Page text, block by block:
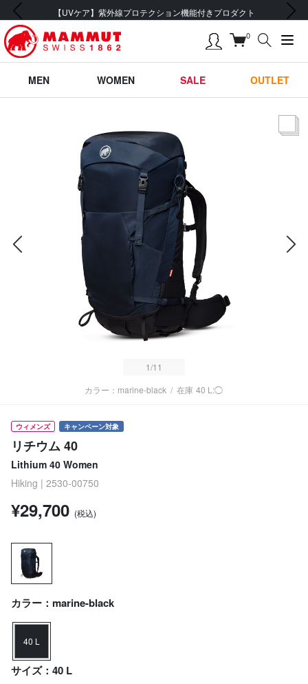
【UVケア】紫外線プロテクション機能付きプロダクト
前の画像 次の画像
0
MEN WOMEN SALE OUTLET
1/11
カラー：marine-black / 在庫 40 L:◯
ウィメンズ キャンペーン対象
リチウム 40
Lithium 40 Women
Hiking | 2530-00750
¥29,700 (税込)
カラー：marine-black
40 L
サイズ：40 L